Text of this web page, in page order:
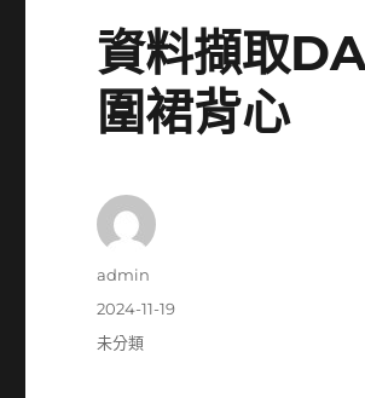
資料擷取
圍裙背心
作
admin
發
佈
2024-11-19
分
未分類